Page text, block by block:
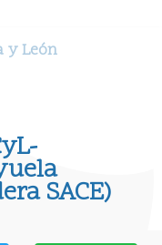
y León
SACE)